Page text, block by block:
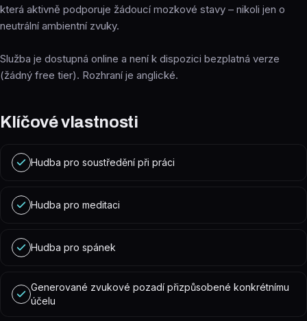
která aktivně podporuje žádoucí mozkové stavy – nikoli jen o
neutrální ambientní zvuky.
Služba je dostupná online a není k dispozici bezplatná verze
(žádný free tier). Rozhraní je anglické.
Klíčové vlastnosti
Hudba pro soustředění při práci
Hudba pro meditaci
Hudba pro spánek
Generované zvukové pozadí přizpůsobené konkrétnímu
účelu